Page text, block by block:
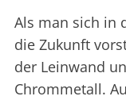
Als man sich in
die Zukunft
der Leinwand
Chrommetall.